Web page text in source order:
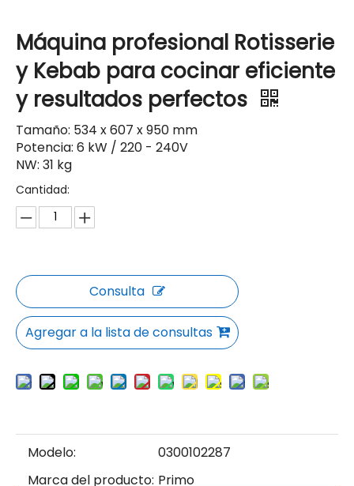
Máquina profesional Rotisserie
y Kebab para cocinar eficiente
y resultados perfectos
Tamaño: 534 x 607 x 950 mm
Potencia: 6 kW / 220 - 240V
NW: 31 kg
Cantidad:
Consulta
Agregar a la lista de consultas
Modelo:
0300102287
Marca del producto: Primo